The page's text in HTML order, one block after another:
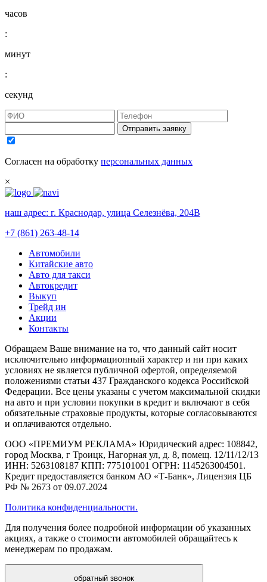
часов
:
минут
:
секунд
Отправить заявку
Согласен на обработку персональных данных
×
наш адрес: г. Краснодар, улица Селезнёва, 204В
+7 (861) 263-48-14
Автомобили
Китайские авто
Авто для такси
Автокредит
Выкуп
Трейд ин
Акции
Контакты
Обращаем Ваше внимание на то, что данный сайт носит
исключительно информационный характер и ни при каких
условиях не является публичной офертой, определяемой
положениями статьи 437 Гражданского кодекса Российской
Федерации. Все цены указаны с учетом максимальной скидки
на авто и при условии покупки в кредит и включают в себя
обязательные страховые продукты, которые согласовываются
и оплачиваются отдельно.
ООО «ПРЕМИУМ РЕКЛАМА» Юридический адрес: 108842,
город Москва, г Троицк, Нагорная ул, д. 8, помещ. 12/11/12/13
ИНН: 5263108187 КПП: 775101001 ОГРН: 1145263004501.
Кредит предоставляется банком АО «Т-Банк», Лицензия ЦБ
РФ № 2673 от 09.07.2024
Политика конфиденциальности.
Для получения более подробной информации об указанных
акциях, а также о стоимости автомобилей обращайтесь к
менеджерам по продажам.
обратный звонок